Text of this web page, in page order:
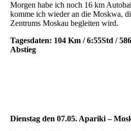
Morgen habe ich noch 16 km
komme ich wieder an die Moskwa,
Zentrums Moskau begleiten wird.
Tagesdaten: 104 Km / 6:55Std /
Abstieg
Dienstag den 07.05. Apariki –